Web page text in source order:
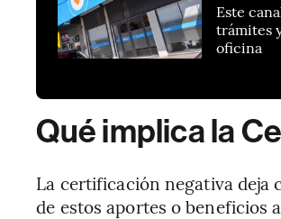
Este
trámites
oficina
Qué implica la
La certificación negativa deja
de estos aportes o beneficios